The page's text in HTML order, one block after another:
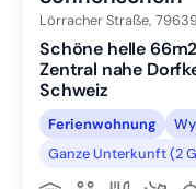
Lörracher Straße,
Schöne helle
Zentral nahe
Schweiz
Ferienwohnung
Ganze Unterkunft (2